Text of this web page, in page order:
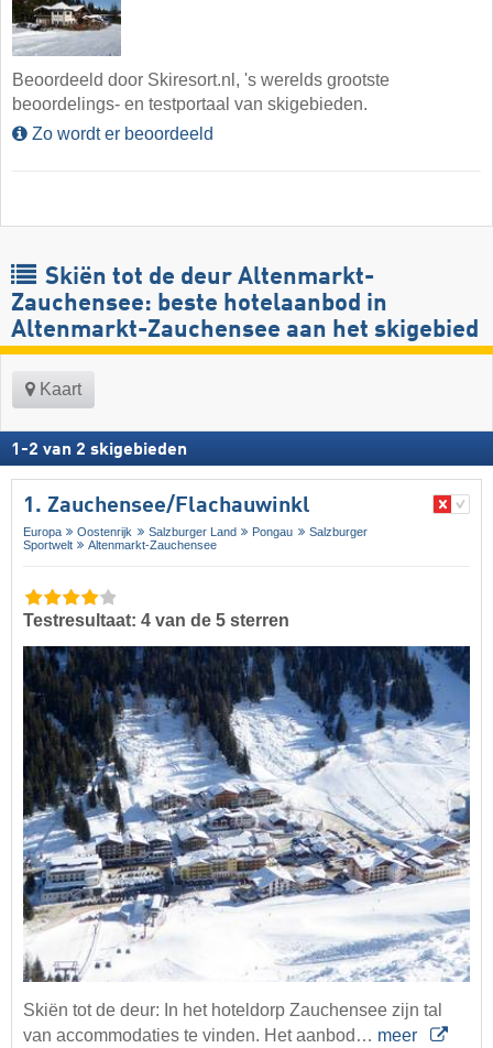
Beoordeeld door Skiresort.nl, 's werelds grootste
beoordelings- en testportaal van skigebieden.
Zo wordt er beoordeeld
Skiën tot de deur Altenmarkt-
Zauchensee: beste hotelaanbod in
Altenmarkt-Zauchensee aan het skigebied
Kaart
1 -2 van 2 skigebieden
1. Zauchensee/​Flachauwinkl
Europa Oostenrijk Salzburger Land Pongau
Salzburger
Sportwelt
Altenmarkt-Zauchensee
Testresultaat: 4 van de 5 sterren
Skiën tot de deur: In het hoteldorp Zauchensee zijn tal
van accommodaties te vinden. Het aanbod… meer